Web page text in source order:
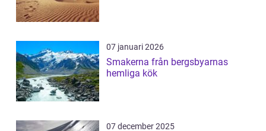
07 januari 2026
Smakerna från bergsbyarnas
hemliga kök
07 december 2025